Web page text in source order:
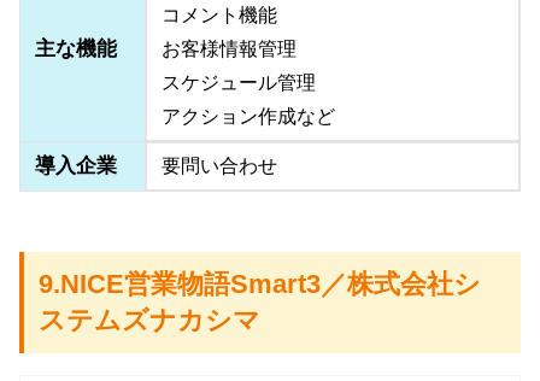
主な機能
コメント機能
お客様情報管理
スケジュール管理
アクション作成など
導入企業 要問い合わせ
9.NICE営業物語Smart3／株式会社シ
ステムズナカシマ